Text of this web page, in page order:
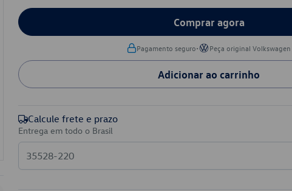
Comprar agora
Pagamento seguro• Peça original Volkswagen
Adicionar ao carrinho
Calcule frete e prazo
Entrega em todo o Brasil